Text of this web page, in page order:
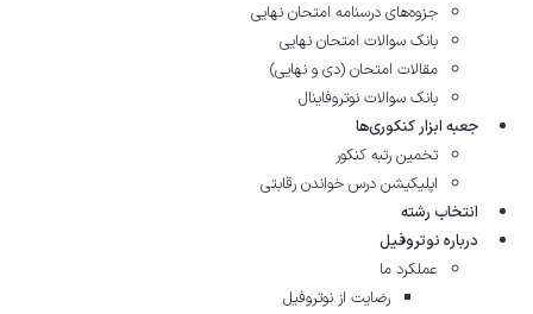
جزوه‌های درسنامه امتحان نهایی
بانک سوالات امتحان نهایی
مقالات امتحان (دی و نهایی)
بانک سوالات نوتروفاینال
جعبه ابزار کنکوری‌ها
تخمین رتبه کنکور
اپلیکیشن درس خواندن رقابتی
انتخاب رشته
درباره نوتروفیل
عملکرد ما
رضایت از نوتروفیل